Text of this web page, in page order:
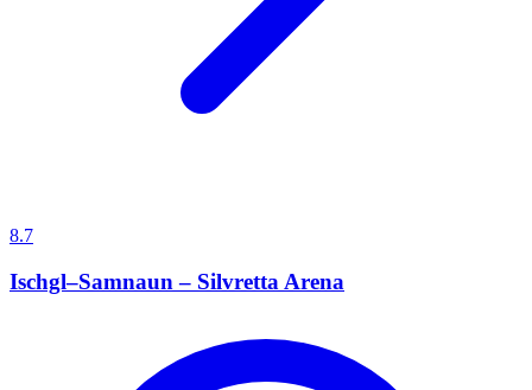
8.7
Ischgl–Samnaun – Silvretta Arena